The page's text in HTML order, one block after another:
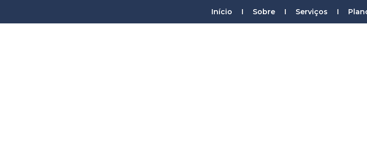
Início Sobre Serviços